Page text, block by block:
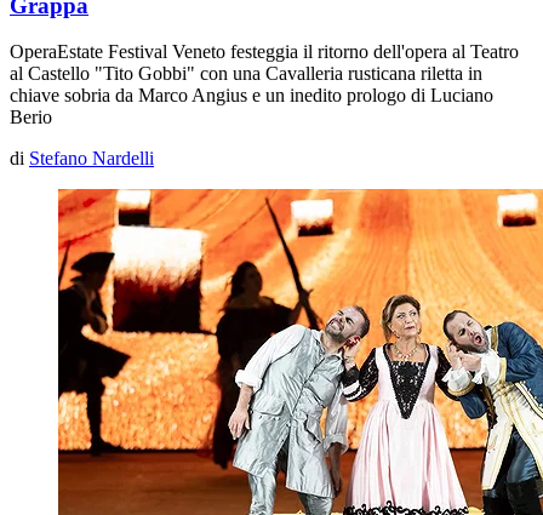
OperaEstate Festival Veneto festeggia il ritorno dell'opera al Teatro
al Castello "Tito Gobbi" con una Cavalleria rusticana riletta in
chiave sobria da Marco Angius e un inedito prologo di Luciano
Berio
di Stefano Nardelli